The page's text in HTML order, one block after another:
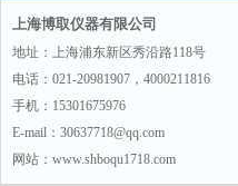
上海博取仪器有限公司
地址：上海浦东新区秀沿路118号
电话：021-20981907，4000211816
手机：15301675976
E-mail：30637718@qq.com
网站：www.shboqu1718.com